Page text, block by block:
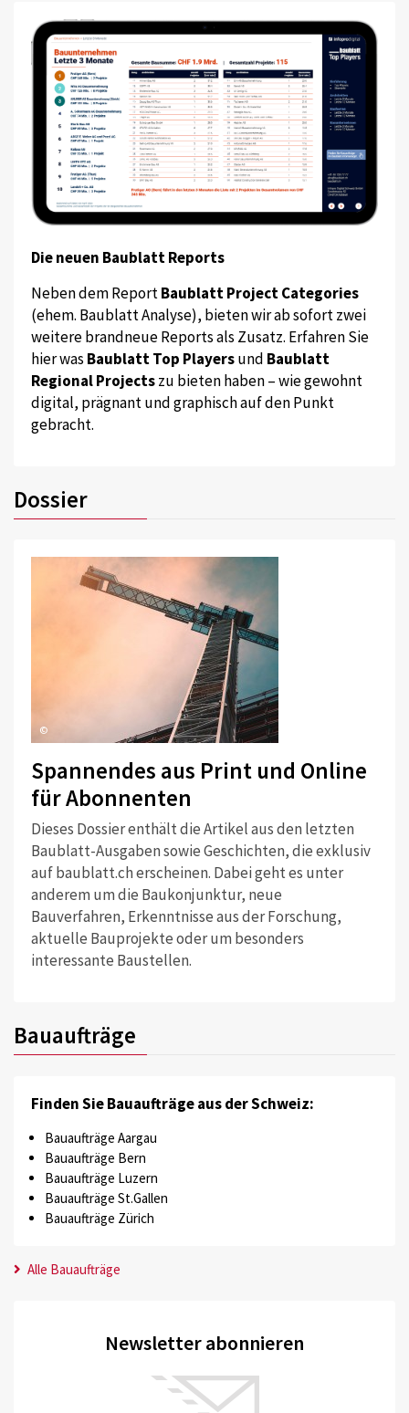
Die neuen Baublatt Reports
Neben dem ReportBaublatt Project Categories
(ehem. Baublatt Analyse), bieten wir ab sofort zwei
weitere brandneue Reports als Zusatz. Erfahren Sie
hier was Baublatt Top Playersund Baublatt
Regional Projectszu bieten haben – wie gewohnt
digital, prägnant und graphisch auf den Punkt
gebracht.
Dossier
©
Spannendes aus Print und Online
für Abonnenten
Dieses Dossier enthält die Artikel aus den letzten
Baublatt-Ausgaben sowie Geschichten, die exklusiv
auf baublatt.ch erscheinen. Dabei geht es unter
anderem um die Baukonjunktur, neue
Bauverfahren, Erkenntnisse aus der Forschung,
aktuelle Bauprojekte oder um besonders
interessante Baustellen.
Bauaufträge
Finden Sie Bauaufträge aus der Schweiz:
Bauaufträge Aargau
Bauaufträge Bern
Bauaufträge Luzern
Bauaufträge St.Gallen
Bauaufträge Zürich
Alle Bauaufträge
Newsletter abonnieren